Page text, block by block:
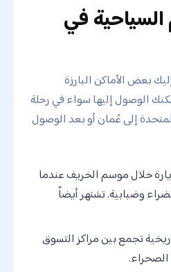
في
بعض الأماكن البارزة
الوصول إليها سواء في رحلة
إلى عُمان أو بعد الوصول
خلال موسم الخريف عندما
وضبابية. تشتهر أيضاً
تجمع بين مراكز التسوق